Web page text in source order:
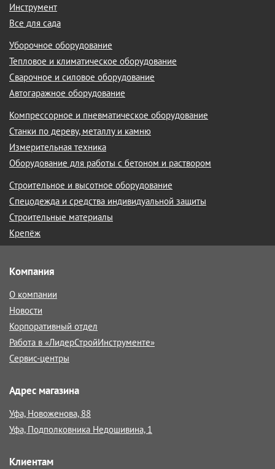
Инструмент
Все для сада
Уборочное оборудование
Тепловое и климатическое оборудование
Сварочное и силовое оборудование
Автогаражное оборудование
Компрессорное и пневматическое оборудование
Станки по дереву, металлу и камню
Измерительная техника
Оборудование для работы с бетоном и раствором
Строительное и высотное оборудование
Спецодежда и средства индивидуальной защиты
Строительные материалы
Крепёж
Компания
О компании
Новости
Корпоративный отдел
Работа в «ЛидерСтройИнструменте»
Сервис-центры
Адрес магазина
Уфа, Новоженова, 88
Уфа, Подполковника Недошивина, 1
Клиентам